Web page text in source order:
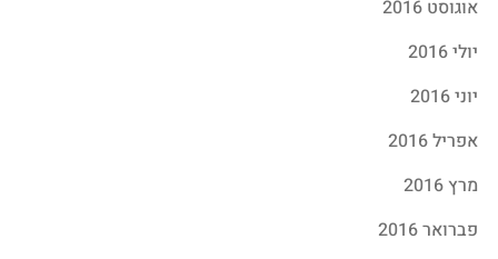
אוגוסט 2016
יולי 2016
יוני 2016
אפריל 2016
מרץ 2016
פברואר 2016